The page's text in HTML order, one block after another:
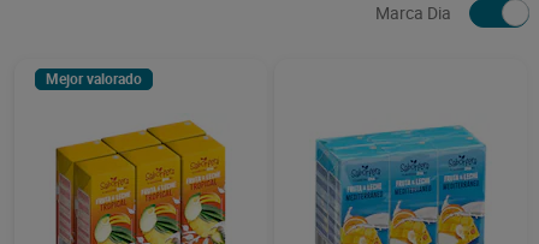
Marca Dia
Mejor valorado